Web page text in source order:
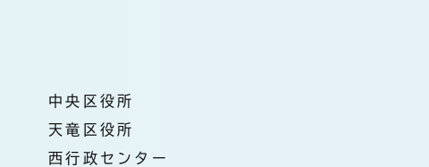
中央区役所
天竜区役所
西行政センター